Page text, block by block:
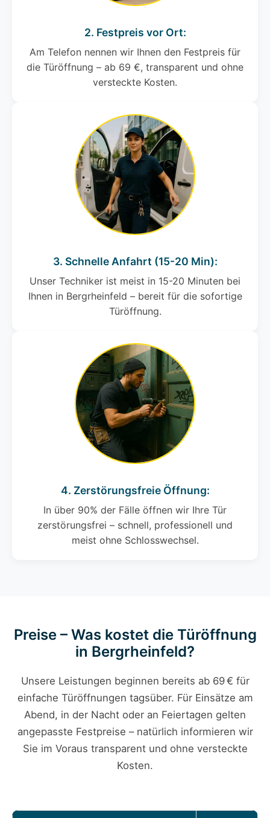
2. Festpreis vor Ort:
Am Telefon nennen wir Ihnen den Festpreis für
die Türöffnung – ab 69 €, transparent und ohne
versteckte Kosten.
3. Schnelle Anfahrt (15-20 Min):
Unser Techniker ist meist in 15-20 Minuten bei
Ihnen in Bergrheinfeld – bereit für die sofortige
Türöffnung.
4. Zerstörungsfreie Öffnung:
In über 90% der Fälle öffnen wir Ihre Tür
zerstörungsfrei – schnell, professionell und
meist ohne Schlosswechsel.
Preise – Was kostet die Türöffnung
in Bergrheinfeld?
Unsere Leistungen beginnen bereits ab 69 € für
einfache Türöffnungen tagsüber. Für Einsätze am
Abend, in der Nacht oder an Feiertagen gelten
angepasste Festpreise – natürlich informieren wir
Sie im Voraus transparent und ohne versteckte
Kosten.